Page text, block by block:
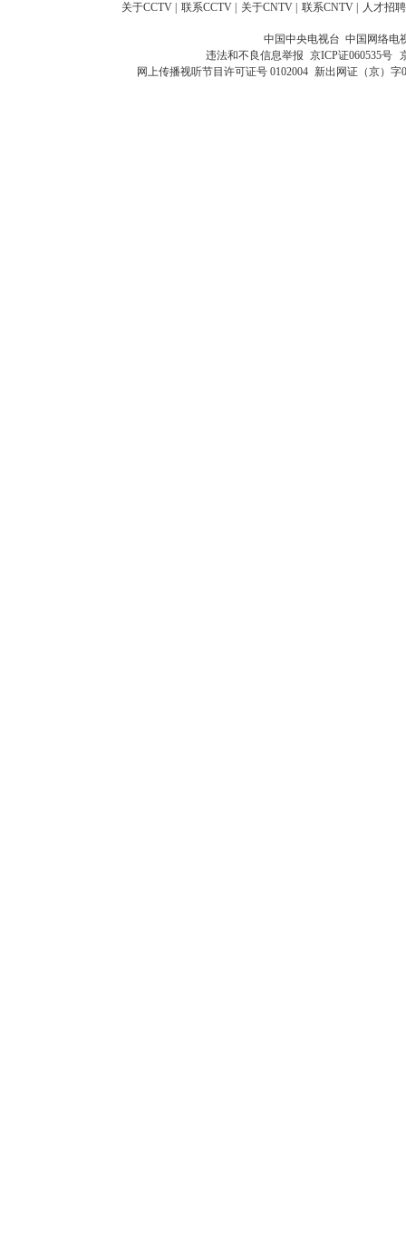
关于CCTV 联系CCTV 关于CNTV 联系CNTV 人才招聘
中国中央电视台 中国网络电
违法和不良信息举报 京ICP证060535号
网上传播视听节目许可证号 0102004 新出网证（京）